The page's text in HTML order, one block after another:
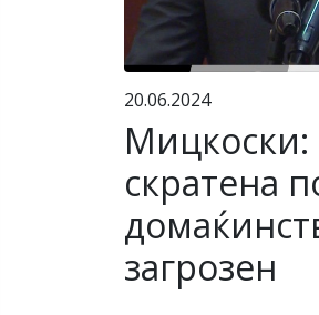
20.06.2024
Мицкоски:
скратена
загрозен